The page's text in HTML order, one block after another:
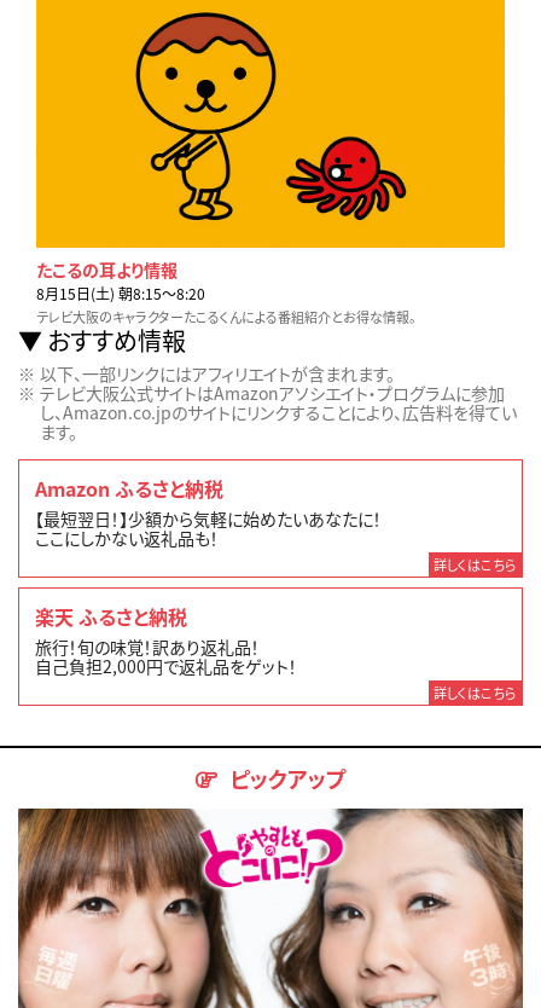
たこるの耳より情報
8月15日(土) 朝8:15〜8:20
テレビ大阪のキャラクターたこるくんによる番組紹介とお得な情報。
おすすめ情報
以下、一部リンクにはアフィリエイトが含まれます。
テレビ大阪公式サイトはAmazonアソシエイト・プログラムに参加
し、Amazon.co.jpのサイトにリンクすることにより、広告料を得てい
ます。
Amazon ふるさと納税
【最短翌日！】少額から気軽に始めたいあなたに！
ここにしかない返礼品も！
詳しくはこちら
楽天 ふるさと納税
旅行！旬の味覚！訳あり返礼品！
自己負担2,000円で返礼品をゲット！
詳しくはこちら
ピックアップ